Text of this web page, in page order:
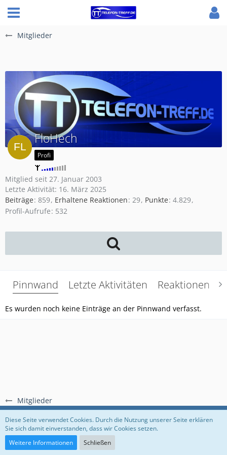
Mitglieder
Mitglieder
FloHech
Profi
Mitglied seit 27. Januar 2003
Letzte Aktivität: 16. März 2025
Beiträge 859 Erhaltene Reaktionen 29 Punkte 4.829
Profil-Aufrufe 532
Pinnwand Letzte Aktivitäten Reaktionen
Es wurden noch keine Einträge an der Pinnwand verfasst.
Regeln Datenschutzerklärung Impressum
Community-Software:
Diese Seite verwendet Cookies. Durch die Nutzung unserer Seite erklären
Sie sich damit einverstanden, dass wir Cookies setzen.
Weitere Informationen
Schließen